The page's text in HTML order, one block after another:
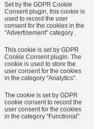
Set by the GDPR Cookie
Consent plugin, this cookie is
used to record the user
consent for the cookies in the
"Advertisement" category .
This cookie is set by GDPR
Cookie Consent plugin. The
cookie is used to store the
user consent for the cookies
in the category "Analytics".
The cookie is set by GDPR
cookie consent to record the
user consent for the cookies
in the category "Functional".